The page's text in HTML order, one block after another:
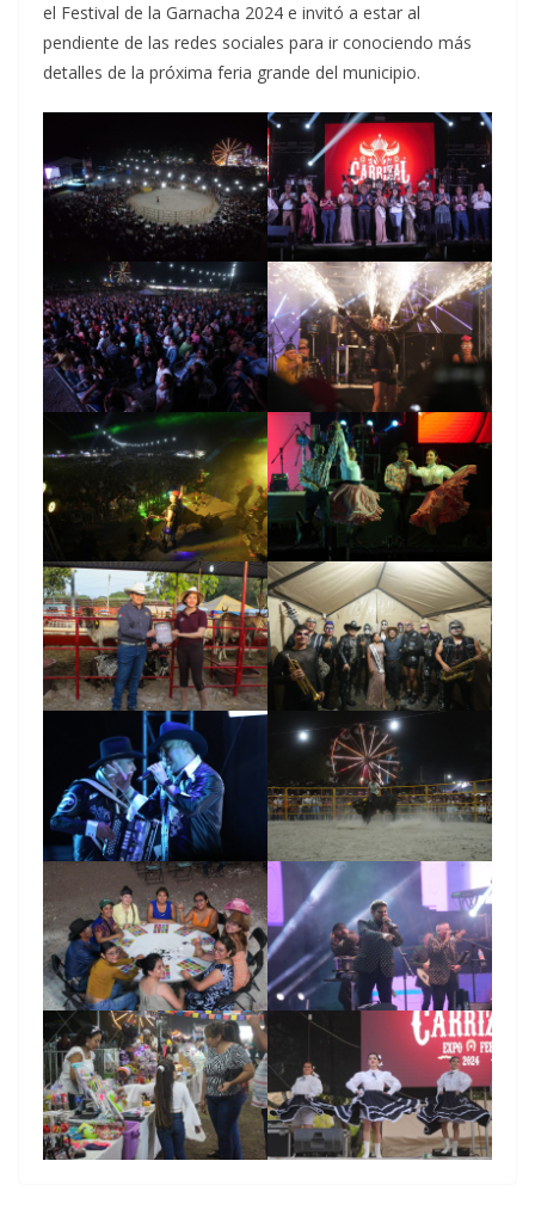
el Festival de la Garnacha 2024 e invitó a estar al
pendiente de las redes sociales para ir conociendo más
detalles de la próxima feria grande del municipio.